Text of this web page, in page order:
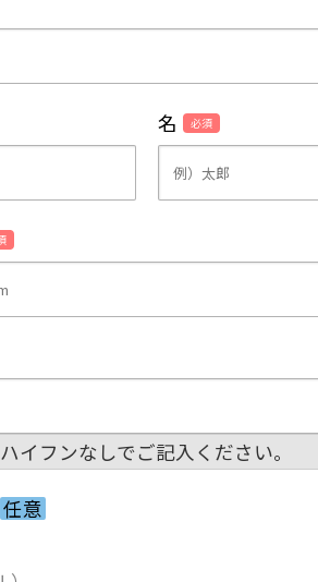
名 必須
ハイフンなしでご記入ください。
任意